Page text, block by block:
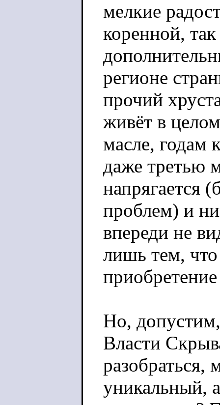
мелкие
коренной,
регионе
прочий
живёт в
масле, годам
даже третью
напрягается
проблем) и
впереди не
лишь тем,
Но,
Власти
разобраться,
уникальный,